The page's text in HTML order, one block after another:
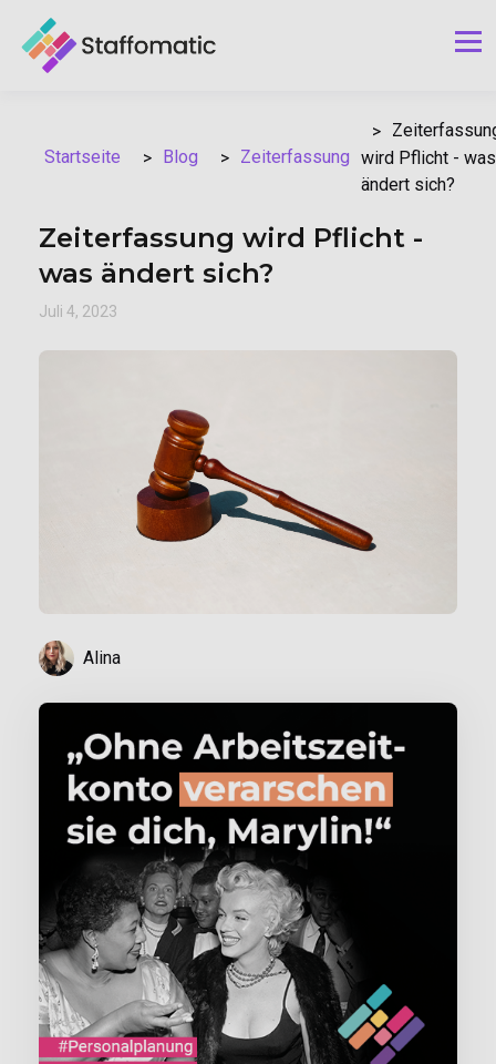
Startseite Blog Zeiterfassung wird Pflicht - was
ändert sich?
Zeiterfassung wird Pflicht -
was ändert sich?
Juli 4, 2023
Alina